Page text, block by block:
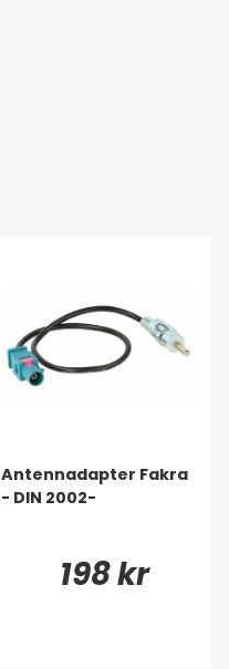
Antennadapter Fakra
- DIN 2002-
198 kr